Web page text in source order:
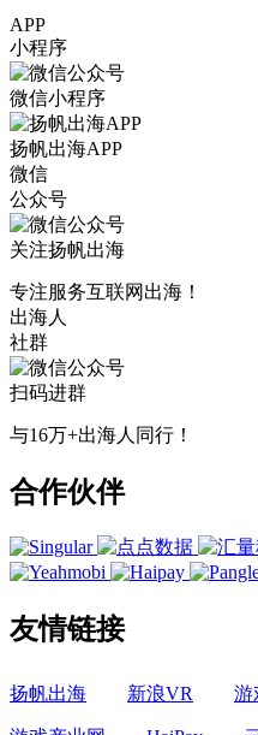
APP
小程序
微信小程序
扬帆出海APP
微信
公众号
关注扬帆出海
专注服务互联网出海！
出海人
社群
扫码进群
与16万+出海人同行！
合作伙伴
友情链接
扬帆出海 新浪VR 游